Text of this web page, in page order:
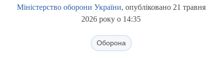
Міністерство оборони України, опубліковано 21 травня
2026 року о 14:35
Оборона